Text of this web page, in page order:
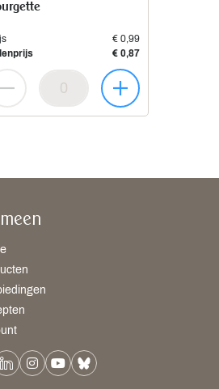
€ 0,99
€ 0,87